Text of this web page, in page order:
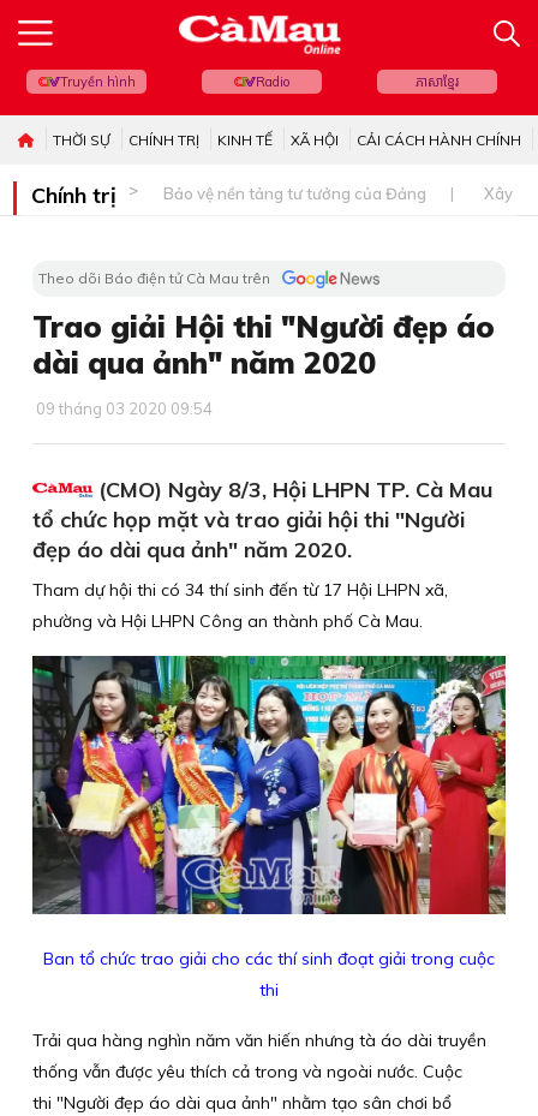
Truyền hình Radio ភាសាខ្មែរ
THỜI SỰ CHÍNH TRỊ KINH TẾ XÃ HỘI CẢI CÁCH HÀNH CHÍNH
Chính trị Bảo vệ nền tảng tư tưởng của Đảng Xây
Theo dõi Báo điện tử Cà Mau trên
Trao giải Hội thi "Người đẹp áo
dài qua ảnh" năm 2020
09 tháng 03 2020 09:54
(CMO) Ngày 8/3, Hội LHPN TP. Cà Mau
tổ chức họp mặt và trao giải hội thi "Người
đẹp áo dài qua ảnh" năm 2020.
Tham dự hội thi có 34 thí sinh đến từ 17 Hội LHPN xã,
phường và Hội LHPN Công an thành phố Cà Mau.
Ban tổ chức trao giải cho các thí sinh đoạt giải trong cuộc
thi
Trải qua hàng nghìn năm văn hiến nhưng tà áo dài truyền
thống vẫn được yêu thích cả trong và ngoài nước. Cuộc
thi "Người đẹp áo dài qua ảnh" nhằm tạo sân chơi bổ